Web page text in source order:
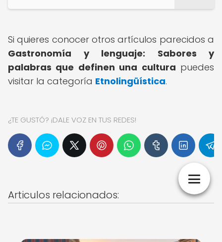
Si quieres conocer otros artículos parecidos a
Gastronomía y lenguaje: Sabores y
palabras que definen una cultura puedes
visitar la categoría Etnolingüística.
¿TE GUSTÓ? ¡DALE VOZ EN TUS REDES!
Articulos relacionados: